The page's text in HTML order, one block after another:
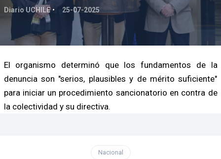
Diario UCHILE 25-07-2025
El organismo determinó que los fundamentos de la
denuncia son "serios, plausibles y de mérito suficiente"
para iniciar un procedimiento sancionatorio en contra de
la colectividad y su directiva.
Nacional